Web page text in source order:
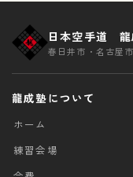
日本空手道 龍
春日井市・名古屋
龍成塾について
ホーム
練習会場